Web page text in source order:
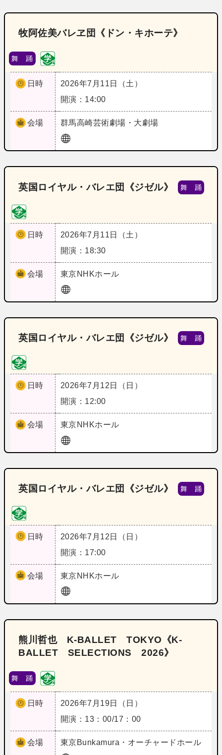
牧阿佐美バレヱ団《ドン・キホーテ》
舞 踊
日時
2026年7月11日（土）
開演：14:00
会場 群馬高崎芸術劇場・大劇場
英国ロイヤル・バレエ団《ジゼル》 舞 踊
日時
2026年7月11日（土）
開演：18:30
会場 東京NHKホール
英国ロイヤル・バレエ団《ジゼル》 舞 踊
日時
2026年7月12日（日）
開演：12:00
会場 東京NHKホール
英国ロイヤル・バレエ団《ジゼル》 舞 踊
日時
2026年7月12日（日）
開演：17:00
会場 東京NHKホール
熊川哲也 K‐BALLET TOKYO《K‐
BALLET SELECTIONS 2026》
舞 踊
日時
2026年7月19日（日）
開演：13：00/17：00
会場 東京Bunkamura・オーチャードホール